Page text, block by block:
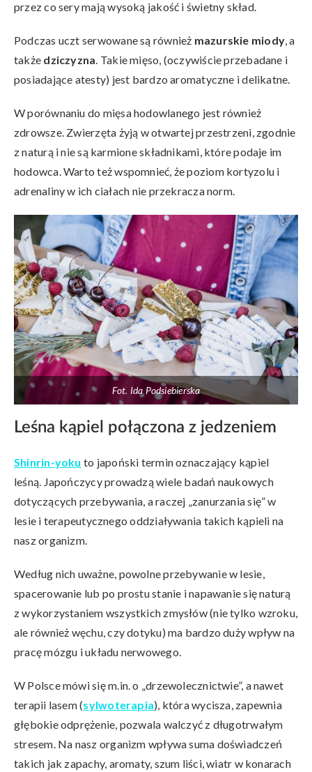
przez co sery mają wysoką jakość i świetny skład.
Podczas uczt serwowane są również mazurskie miody, a
także dziczyzna. Takie mięso, (oczywiście przebadane i
posiadające atesty) jest bardzo aromatyczne i delikatne.
W porównaniu do mięsa hodowlanego jest również
zdrowsze. Zwierzęta żyją w otwartej przestrzeni, zgodnie
z naturą i nie są karmione składnikami, które podaje im
hodowca. Warto też wspomnieć, że poziom kortyzolu i
adrenaliny w ich ciałach nie przekracza norm.
Fot. Ida Podsiebierska
Leśna kąpiel połączona z jedzeniem
Shinrin-yoku to japoński termin oznaczający kąpiel
leśną. Japończycy prowadzą wiele badań naukowych
dotyczących przebywania, a raczej „zanurzania się” w
lesie i terapeutycznego oddziaływania takich kąpieli na
nasz organizm.
Według nich uważne, powolne przebywanie w lesie,
spacerowanie lub po prostu stanie i napawanie się naturą
z wykorzystaniem wszystkich zmysłów (nie tylko wzroku,
ale również węchu, czy dotyku) ma bardzo duży wpływ na
pracę mózgu i układu nerwowego.
W Polsce mówi się m.in. o „drzewolecznictwie”, a nawet
terapii lasem (sylwoterapia), która wycisza, zapewnia
głębokie odprężenie, pozwala walczyć z długotrwałym
stresem. Na nasz organizm wpływa suma doświadczeń
takich jak zapachy, aromaty, szum liści, wiatr w konarach